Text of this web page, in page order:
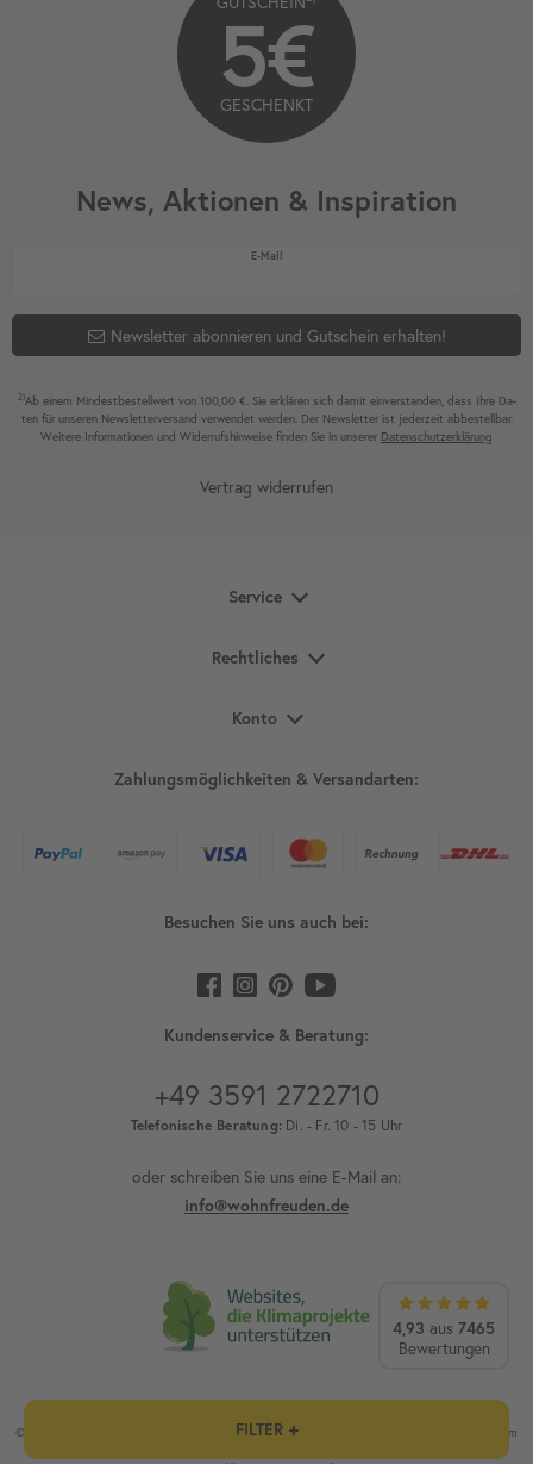
4,93 aus 7465
Bewertungen
FILTER
News, Aktionen & Inspiration
E-MailNewsletter Honig
Newsletter abonnieren und Gutschein erhalten!
2)Ab einem Mindest­bestell­wert von 100,00 €. Sie erklären sich damit ein­ver­standen, dass Ihre Da­
ten für unseren News­letter­versand ver­wen­det werden. Der News­letter ist jeder­zeit ab­bestel­lbar.
Weitere Infor­mationen und Wider­rufshin­weise finden Sie in unserer Daten­schutz­erklärung
5€
GESCHENKT
Vertrag widerrufen
Service
Rechtliches
Konto
Zahlungsmöglichkeiten & Versandarten:
Besuchen Sie uns auch bei:
Kundenservice & Beratung:
+49 3591 2722710
Telefonische Beratung: Di. - Fr. 10 - 15 Uhr
oder schreiben Sie uns eine E-Mail an:
info@wohnfreuden.de
© wohnfreuden.de - cytsale GmbH & Co. KG / 1) Außer Vorkasse und Speditionsware. 2) Ab einem
Mindesteinkaufswert von 100 €. Alle Preise inklusive Mehrwertsteuer / Alle Rechte vorbehalten.